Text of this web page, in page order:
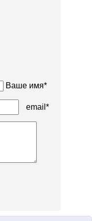
Ваше имя*
email*